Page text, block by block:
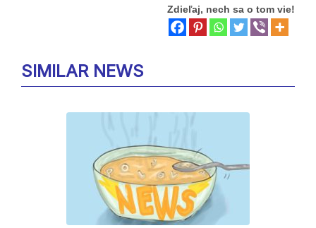
Zdieľaj, nech sa o tom vie!
SIMILAR NEWS